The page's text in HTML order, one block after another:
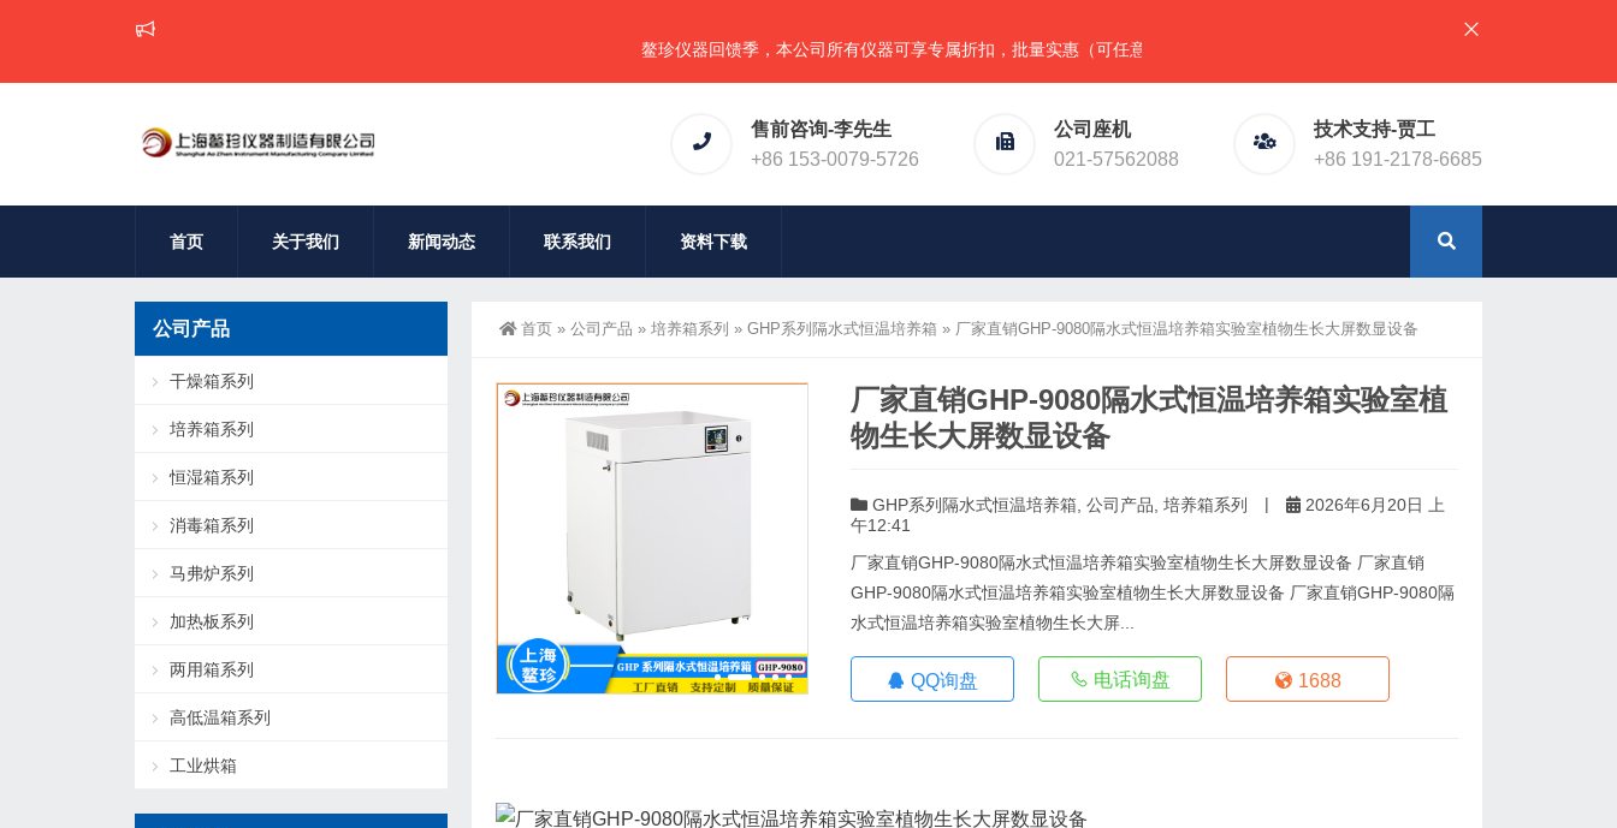
鳌珍仪器回馈季，本公司所有仪器可享专属折扣，批量实惠（可任意组合），详情请直接联系官网预留电话！或加微信（同手机号）
售前咨询-李先生
+86 153-0079-5726
公司座机
021-57562088
技术支持-贾工
+86 191-2178-6685
首页 关于我们 新闻动态 联系我们 资料下载
首页 » 公司产品 » 培养箱系列 » GHP系列隔水式恒温培养箱 » 厂家直销GHP-9080隔水式恒温培养箱实验室植物生长大屏数显设备
厂家直销GHP-9080隔水式恒温培养箱实验室植
物生长大屏数显设备
GHP系列隔水式恒温培养箱 公司产品 培养箱系列 |
2026年6月20日 上
午12:41
厂家直销GHP-9080隔水式恒温培养箱实验室植物生长大屏数显设备 厂家直销
GHP-9080隔水式恒温培养箱实验室植物生长大屏数显设备 厂家直销GHP-9080隔
水式恒温培养箱实验室植物生长大屏...
QQ询盘 电话询盘 1688
公司产品
干燥箱系列
培养箱系列
恒湿箱系列
消毒箱系列
马弗炉系列
加热板系列
两用箱系列
高低温箱系列
工业烘箱